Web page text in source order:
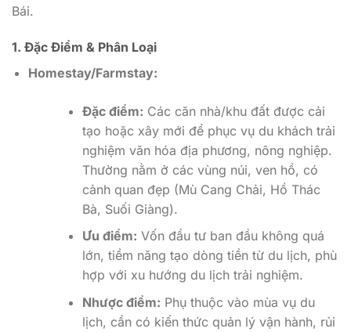
Bái.
1. Đặc Điểm & Phân Loại
Homestay/Farmstay:
Đặc điểm: Các căn nhà/khu đất được cải
tạo hoặc xây mới để phục vụ du khách trải
nghiệm văn hóa địa phương, nông nghiệp.
Thường nằm ở các vùng núi, ven hồ, có
cảnh quan đẹp (Mù Cang Chải, Hồ Thác
Bà, Suối Giàng).
Ưu điểm: Vốn đầu tư ban đầu không quá
lớn, tiềm năng tạo dòng tiền từ du lịch, phù
hợp với xu hướng du lịch trải nghiệm.
Nhược điểm: Phụ thuộc vào mùa vụ du
lịch, cần có kiến thức quản lý vận hành, rủi